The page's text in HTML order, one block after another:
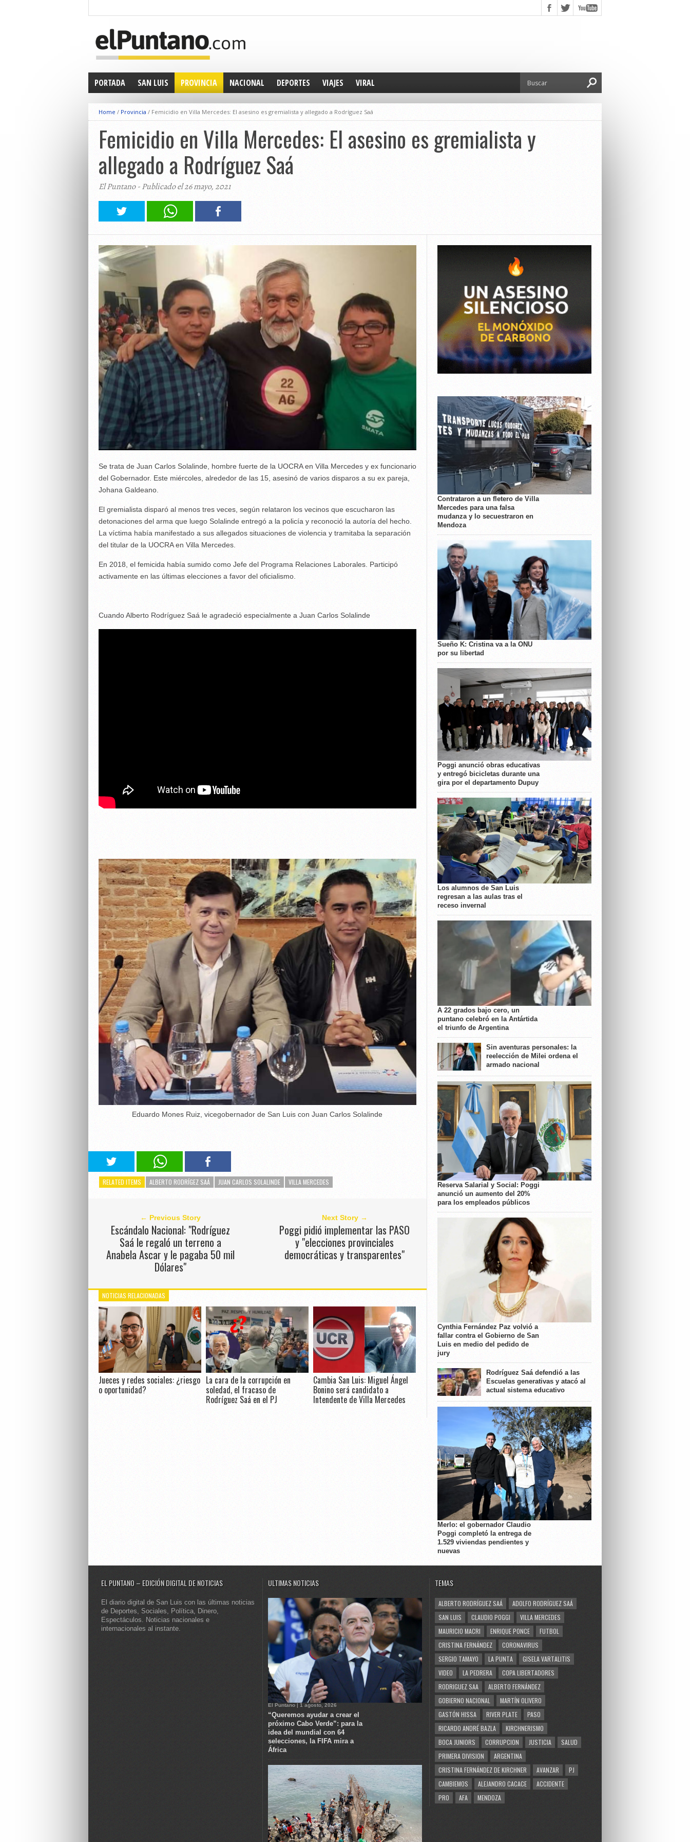
PORTADA SAN LUIS PROVINCIA NACIONAL DEPORTES VIAJES VIRAL
Home / Provincia / Femicidio en Villa Mercedes: El asesino es gremialista y allegado a Rodríguez Saá
Femicidio en Villa Mercedes: El asesino es gremialista y
allegado a Rodríguez Saá
El Puntano - Publicado el 26 mayo, 2021
Se trata de Juan Carlos Solalinde, hombre fuerte de la UOCRA en Villa Mercedes y ex funcionario
del Gobernador. Este miércoles, alrededor de las 15, asesinó de varios disparos a su ex pareja,
Johana Galdeano.
El gremialista disparó al menos tres veces, según relataron los vecinos que escucharon las
detonaciones del arma que luego Solalinde entregó a la policía y reconoció la autoría del hecho.
La víctima había manifestado a sus allegados situaciones de violencia y tramitaba la separación
del titular de la UOCRA en Villa Mercedes.
En 2018, el femicida había sumido como Jefe del Programa Relaciones Laborales. Participó
activamente en las últimas elecciones a favor del oficialismo.
Cuando Alberto Rodríguez Saá le agradeció especialmente a Juan Carlos Solalinde
Eduardo Mones Ruiz, vicegobernador de San Luis con Juan Carlos Solalinde
RELATED ITEMS ALBERTO RODRÍGEZ SAÁ JUAN CARLOS SOLALINDE VILLA MERCEDES
← Previous Story
Escándalo Nacional: "Rodríguez
Saá le regaló un terreno a
Anabela Ascar y le pagaba 50 mil
Dólares"
Next Story →
Poggi pidió implementar las PASO
y "elecciones provinciales
democráticas y transparentes"
NOTICIAS RELACIONADAS
Jueces y redes sociales: ¿riesgo
o oportunidad?
La cara de la corrupción en
soledad, el fracaso de
Rodríguez Saá en el PJ
Cambia San Luis: Miguel Ángel
Bonino será candidato a
Intendente de Villa Mercedes
Contrataron a un fletero de Villa
Mercedes para una falsa
mudanza y lo secuestraron en
Mendoza
Sueño K: Cristina va a la ONU
por su libertad
Poggi anunció obras educativas
y entregó bicicletas durante una
gira por el departamento Dupuy
Los alumnos de San Luis
regresan a las aulas tras el
receso invernal
A 22 grados bajo cero, un
puntano celebró en la Antártida
el triunfo de Argentina
Sin aventuras personales: la
reelección de Milei ordena el
armado nacional
Reserva Salarial y Social: Poggi
anunció un aumento del 20%
para los empleados públicos
Cynthia Fernández Paz volvió a
fallar contra el Gobierno de San
Luis en medio del pedido de
jury
Rodríguez Saá defendió a las
Escuelas generativas y atacó al
actual sistema educativo
Merlo: el gobernador Claudio
Poggi completó la entrega de
1.529 viviendas pendientes y
nuevas
EL PUNTANO – EDICIÓN DIGITAL DE NOTICIAS
El diario digital de San Luis con las últimas noticias
de Deportes, Sociales, Política, Dinero,
Espectáculos. Noticias nacionales e
internacionales al instante.
ULTIMAS NOTICIAS
El Puntano | 1 agosto, 2026
“Queremos ayudar a crear el
próximo Cabo Verde”: para la
idea del mundial con 64
selecciones, la FIFA mira a
África
TEMAS
ALBERTO RODRÍGUEZ SAÁ
ADOLFO RODRÍGUEZ SAÁ
SAN LUIS
CLAUDIO POGGI
VILLA MERCEDES
MAURICIO MACRI
ENRIQUE PONCE
FUTBOL
CRISTINA FERNÁNDEZ
CORONAVIRUS
SERGIO TAMAYO
LA PUNTA
GISELA VARTALITIS
VIDEO
LA PEDRERA
COPA LIBERTADORES
RODRIGUEZ SAA
ALBERTO FERNÁNDEZ
GOBIERNO NACIONAL
MARTÍN OLIVERO
GASTÓN HISSA
RIVER PLATE
PASO
RICARDO ANDRÉ BAZLA
KIRCHNERISMO
BOCA JUNIORS
CORRUPCION JUSTICIA
SALUD
PRIMERA DIVISION
ARGENTINA
CRISTINA FERNÁNDEZ DE KIRCHNER
AVANZAR
PJ
CAMBIEMOS
ALEJANDRO CACACE
ACCIDENTE
PRO
AFA MENDOZA